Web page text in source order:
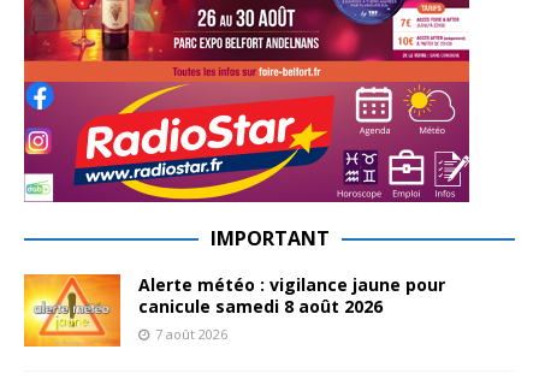
IMPORTANT
Alerte météo : vigilance jaune pour
canicule samedi 8 août 2026
7 août 2026